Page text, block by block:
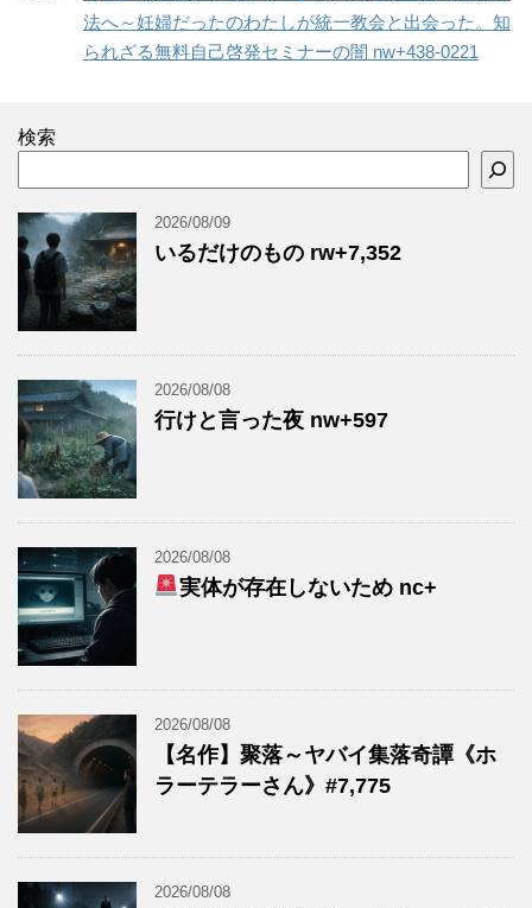
法へ～妊婦だったのわたしが統一教会と出会った。知
られざる無料自己啓発セミナーの闇 nw+438-0221
検索
2026/08/09
いるだけのもの rw+7,352
2026/08/08
行けと言った夜 nw+597
2026/08/08
実体が存在しないため nc+
2026/08/08
【名作】聚落～ヤバイ集落奇譚《ホ
ラーテラーさん》#7,775
2026/08/08